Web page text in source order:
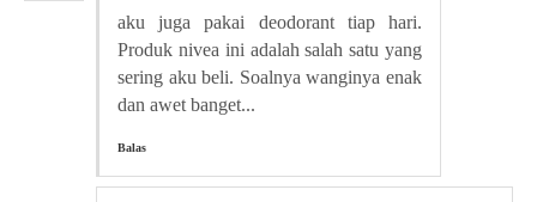
aku juga pakai deodorant tiap hari.
Produk nivea ini adalah salah satu yang
sering aku beli. Soalnya wanginya enak
dan awet banget...
Balas